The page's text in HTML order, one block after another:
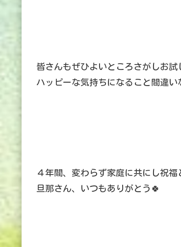
皆さんもぜひよいところさがしお
ハッピーな気持ちになること間違
４年間、変わらず家庭に共にし祝
旦那さん、いつもありがとう🍀